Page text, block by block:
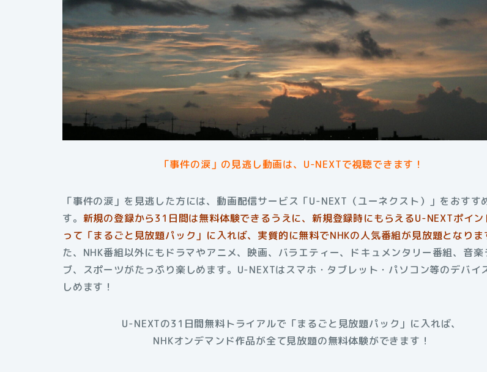
「事件の涙」の見逃し動画は、U-NEXTで視聴できます！
「事件の涙」を見逃した方には、動画配信サービス「U-NEXT（ユーネクスト）」をおすす
す。 新規の登録から31日間は無料体験できるうえに、新規登録時にもらえるU-NEXTポイン
って「まるごと見放題パック」に入れば、実質的に無料でNHKの人気番組が見放題となりま
た、NHK番組以外にもドラマやアニメ、映画、バラエティー、ドキュメンタリー番組、音楽
ブ、スポーツがたっぷり楽しめます。U-NEXTはスマホ・タブレット・パソコン等のデバイ
しめます！
U-NEXTの31日間無料トライアルで「まるごと見放題パック」に入れば、
NHKオンデマンド作品が全て見放題の無料体験ができます！